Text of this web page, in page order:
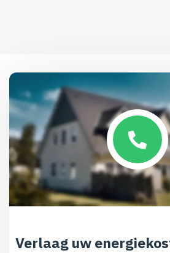
Verlaag uw